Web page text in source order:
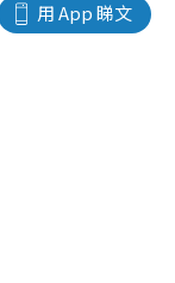
用 App 睇文